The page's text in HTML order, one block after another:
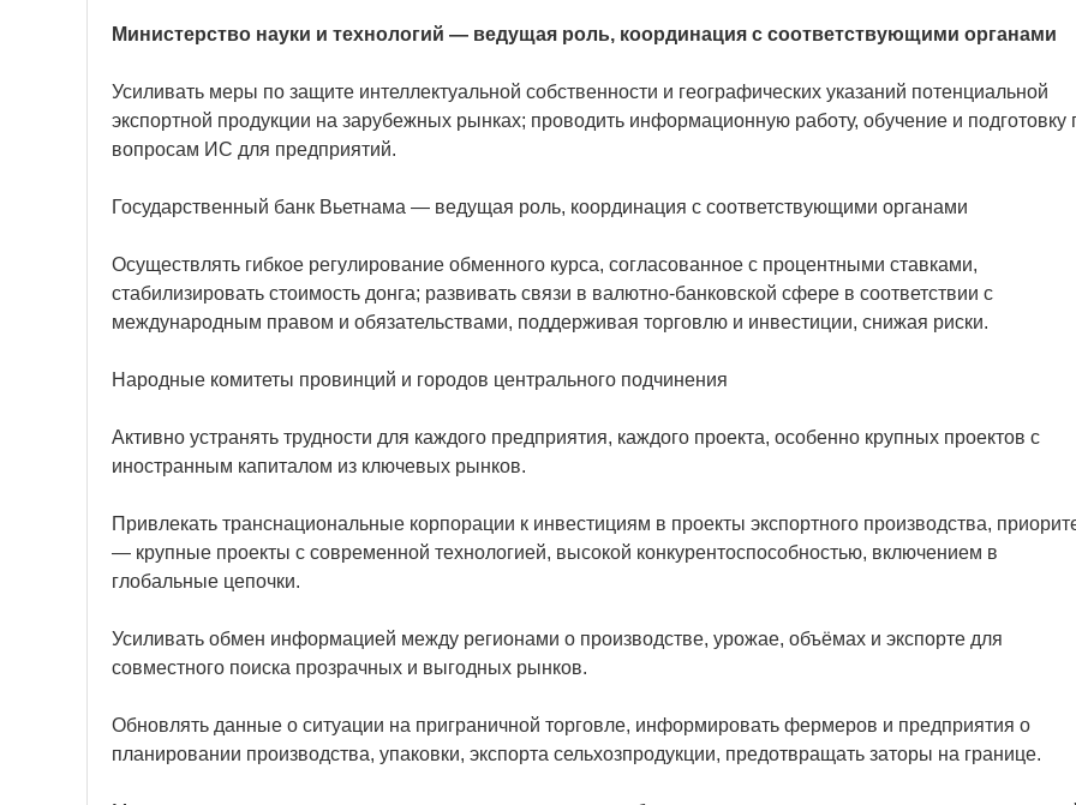
Министерство науки и технологий — ведущая роль, координация с соответствующими органами
Усиливать меры по защите интеллектуальной собственности и географических указаний потенциальной
экспортной продукции на зарубежных рынках; проводить информационную работу, обучение и подготовку
вопросам ИС для предприятий.
Государственный банк Вьетнама — ведущая роль, координация с соответствующими органами
Осуществлять гибкое регулирование обменного курса, согласованное с процентными ставками,
стабилизировать стоимость донга; развивать связи в валютно-банковской сфере в соответствии с
международным правом и обязательствами, поддерживая торговлю и инвестиции, снижая риски.
Народные комитеты провинций и городов центрального подчинения
Активно устранять трудности для каждого предприятия, каждого проекта, особенно крупных проектов с
иностранным капиталом из ключевых рынков.
Привлекать транснациональные корпорации к инвестициям в проекты экспортного производства,
— крупные проекты с современной технологией, высокой конкурентоспособностью, включением в
глобальные цепочки.
Усиливать обмен информацией между регионами о производстве, урожае, объёмах и экспорте для
совместного поиска прозрачных и выгодных рынков.
Обновлять данные о ситуации на приграничной торговле, информировать фермеров и предприятия о
планировании производства, упаковки, экспорта сельхозпродукции, предотвращать заторы на границе.